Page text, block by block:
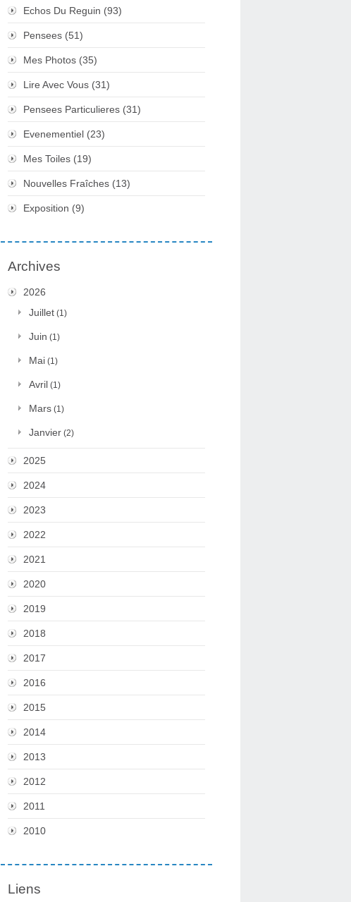
Echos Du Reguin (93)
Pensees (51)
Mes Photos (35)
Lire Avec Vous (31)
Pensees Particulieres (31)
Evenementiel (23)
Mes Toiles (19)
Nouvelles Fraîches (13)
Exposition (9)
Archives
2026
Juillet (1)
Juin (1)
Mai (1)
Avril (1)
Mars (1)
Janvier (2)
2025
2024
2023
2022
2021
2020
2019
2018
2017
2016
2015
2014
2013
2012
2011
2010
Liens